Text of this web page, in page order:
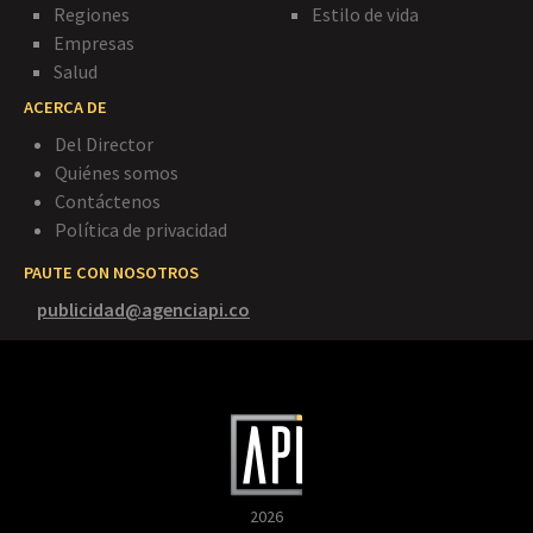
Regiones
Empresas
Salud
Estilo de vida
ACERCA DE
Del Director
Quiénes somos
Contáctenos
Política de privacidad
PAUTE CON NOSOTROS
publicidad@agenciapi.co
2026